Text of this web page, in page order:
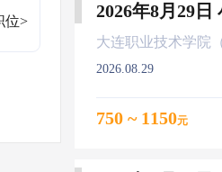
位>
2026.08.29
750 ~ 1150元